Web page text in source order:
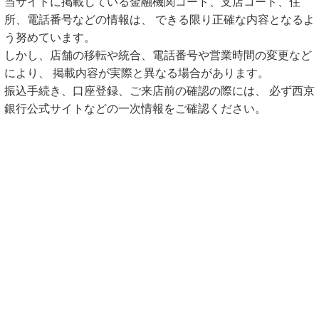
所、電話番号などの情報は、 できる限り正確な内容となるよ
う努めています。
しかし、店舗の移転や統合、電話番号や営業時間の変更など
により、 掲載内容が実際と異なる場合があります。
振込手続き、口座登録、ご来店前の確認の際には、 必ず西京
銀行公式サイトなどの一次情報をご確認ください。